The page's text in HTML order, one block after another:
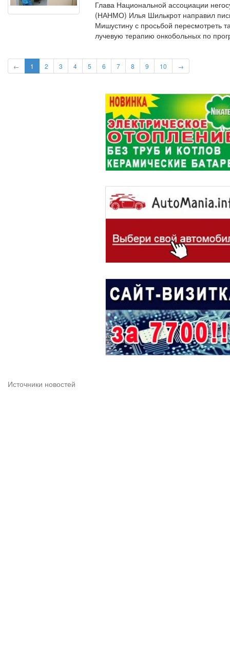
Глава Национальной ассоциации
(НАНМО) Илья Шилькрот направил
Мишустину с просьбой пересмотреть
лучевую терапию онкобольных по
← 1 2 3 4 5 6 7 8 9 10 →
Источники новостей